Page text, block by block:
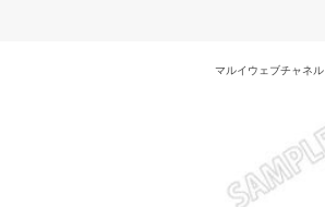
マルイウェブチャネル